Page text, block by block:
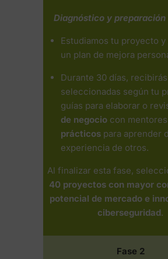
Diagnóstico y
Estudiamos tu proyecto y
un plan de mejora
Durante 30 días, recibirás
seleccionadas según tu
guías para elaborar o
de negociocon mentores
prácticospara aprender
experiencia de otros.
Al finalizar esta fase,
40 proyectos con mayor
potencial de mercado e
ciberseguridad.
Fase 2